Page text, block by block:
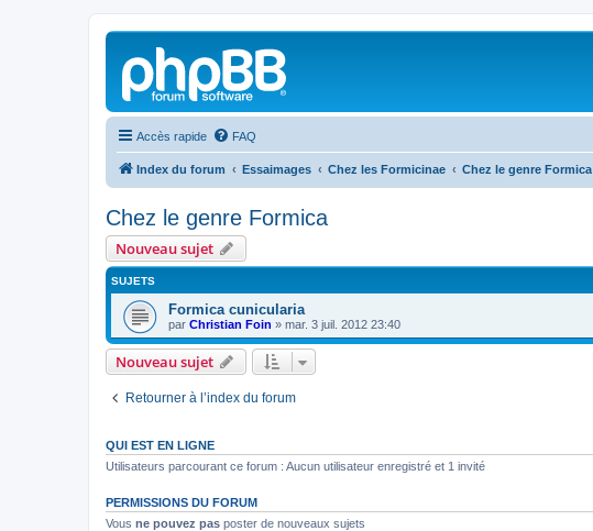
Accès rapide FAQ
Index du forum Essaimages Chez les Formicinae Chez le genre Formica
Chez le genre Formica
Nouveau sujet
SUJETS
Formica cunicularia
par Christian Foin » mar. 3 juil. 2012 23:40
Nouveau sujet
Retourner à l’index du forum
QUI EST EN LIGNE
Utilisateurs parcourant ce forum : Aucun utilisateur enregistré et 1 invité
PERMISSIONS DU FORUM
Vous ne pouvez pas poster de nouveaux sujets